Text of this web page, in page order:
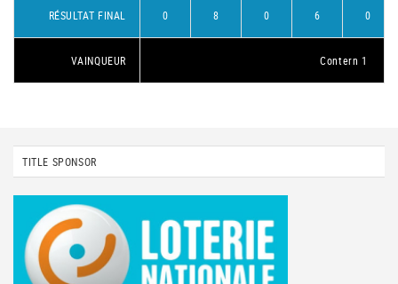
RÉSULTAT FINAL 0 8 0 6 0
VAINQUEUR Contern 1
TITLE SPONSOR